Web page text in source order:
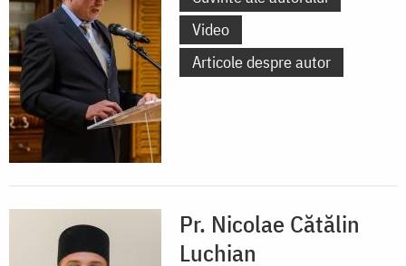
Video
Articole despre autor
Pr. Nicolae Cătălin
Luchian